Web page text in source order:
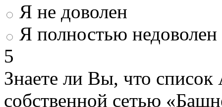
Я не доволен
Я полностью недоволен
5
Знаете ли Вы, что
собственной сетью